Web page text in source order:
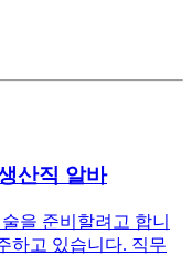
산직 알바
을 준비할려고 합니
하고 있습니다. 직무